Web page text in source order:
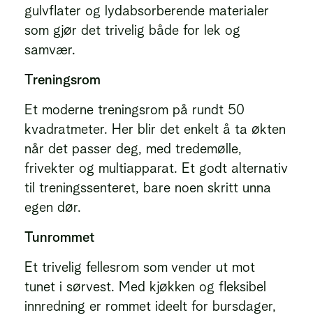
gulvflater og lydabsorberende materialer
som gjør det trivelig både for lek og
samvær.
Treningsrom
Et moderne treningsrom på rundt 50
kvadratmeter. Her blir det enkelt å ta økten
når det passer deg, med tredemølle,
frivekter og multiapparat. Et godt alternativ
til treningssenteret, bare noen skritt unna
egen dør.
Tunrommet
Et trivelig fellesrom som vender ut mot
tunet i sørvest. Med kjøkken og fleksibel
innredning er rommet ideelt for bursdager,